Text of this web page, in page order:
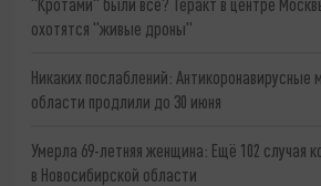
охотятся "живые дроны"
Никаких послаблений: Антикоронавирусные
области продлили до 30 июня
Умерла 69-летняя женщина: Ещё 102 случая
в Новосибирской области